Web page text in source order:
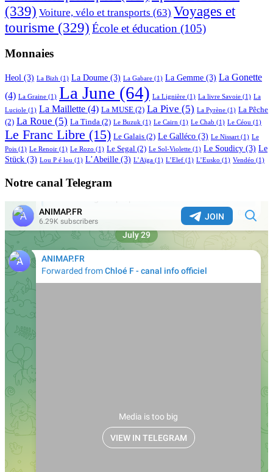
(339) Voiture, vélo et transports (63) Voyages et
tourisme (329) École et éducation (105)
Monnaies
Heol (3) La Bizh (1) La Doume (3) La Gabare (1) La Gemme (3) La Gonette
(4) La Graine (1) La June (64) La Lignière (1) La livre Savoie (1) La
Luciole (1) La Maillette (4) La MUSE (2) La Pive (5) La Pyrène (1) La Pêche
(2) La Roue (5) La Tinda (2) Le Buzuk (1) Le Cairn (1) Le Chab (1) Le Céou (1)
Le Franc Libre (15) Le Galais (2) Le Galléco (3) Le Nissart (1) Le
Pois (1) Le Renoir (1) Le Rozo (1) Le Segal (2) Le Sol-Violette (1) Le Soudicy (3) Le
Stück (3) Lou P é lou (1) L’Abeille (3) L’Aïga (1) L’Elef (1) L’Eusko (1) Vendéo (1)
Notre canal Telegram